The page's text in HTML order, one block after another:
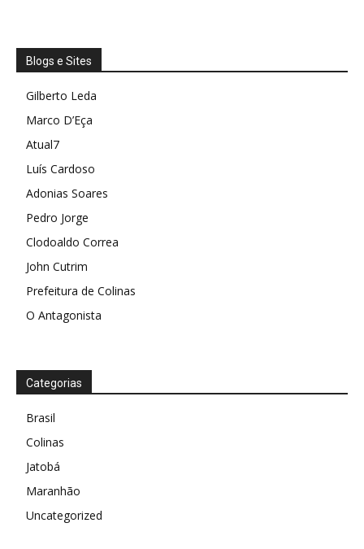
Blogs e Sites
Gilberto Leda
Marco D’Eça
Atual7
Luís Cardoso
Adonias Soares
Pedro Jorge
Clodoaldo Correa
John Cutrim
Prefeitura de Colinas
O Antagonista
Categorias
Brasil
Colinas
Jatobá
Maranhão
Uncategorized